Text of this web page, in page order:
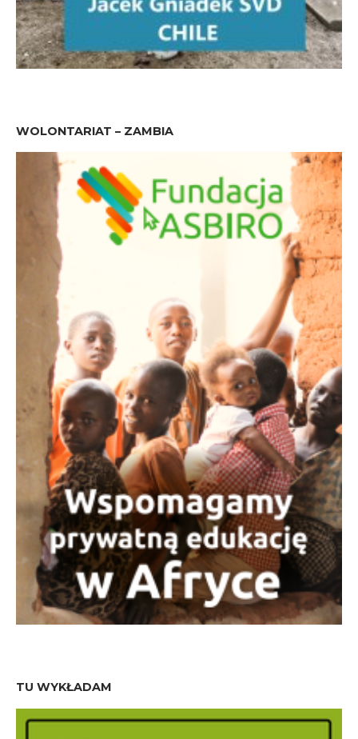
WOLONTARIAT – ZAMBIA
TU WYKŁADAM